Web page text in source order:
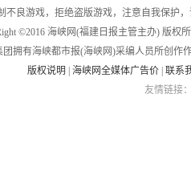
不良游戏，拒绝盗版游戏，注意自我保护
©2016 海峡网(福建日报主管主办) 版权
团拥有海峡都市报(海峡网)采编人员所创作
版权说明
|海峡网全媒体广告价 |联系
友情链接